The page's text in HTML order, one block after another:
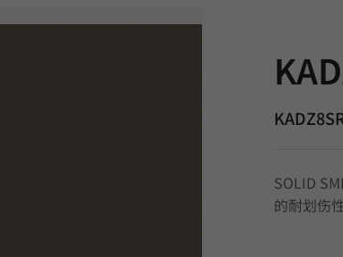
SOLID
的耐划伤